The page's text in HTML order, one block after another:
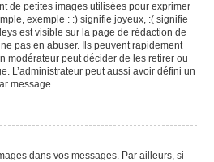
de petites images utilisées pour exprimer
exemple : :) signifie joyeux, :( signifie
est visible sur la page de rédaction de
pas en abuser. Ils peuvent rapidement
modérateur peut décider de les retirer ou
L’administrateur peut aussi avoir défini un
message.
dans vos messages. Par ailleurs, si